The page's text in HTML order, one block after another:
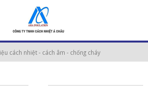
cách nhiệt - cách âm - chống cháy